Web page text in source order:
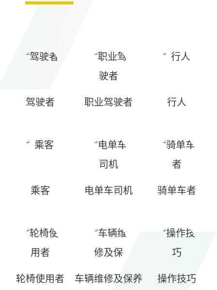
驾驶者 职业驾驶者 行人
乘客 电单车司机 骑单车者
轮椅使用者 车辆维修及保养 操作技巧